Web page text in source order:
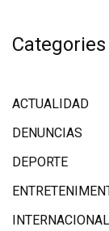
Categories
ACTUALIDAD
DENUNCIAS
DEPORTE